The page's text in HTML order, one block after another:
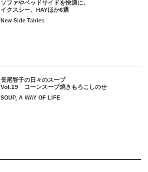
ソファやベッドサイドを快適に。
イクスシー、HAYほか6選
New Side Tables
長尾智子の日々のスープ
Vol.19 コーンスープ焼きもろこしのせ
SOUP, A WAY OF LIFE